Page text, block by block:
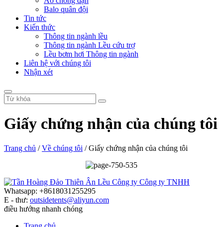
Balo quân đội
Tin tức
Kiến thức
Thông tin ngành lều
Thông tin ngành Lều cứu trợ
Lều bơm hơi Thông tin ngành
Liên hệ với chúng tôi
Nhận xét
Giấy chứng nhận của chúng tôi
Trang chủ /Về chúng tôi / Giấy chứng nhận của chúng tôi
Whatsapp: +8618031255295
E - thư: outsidetents@aliyun.com
điều hướng nhanh chóng